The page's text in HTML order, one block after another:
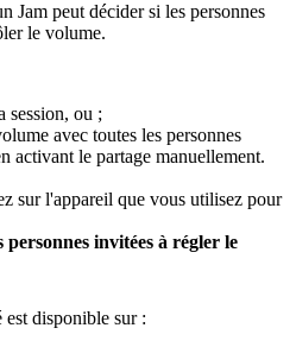
Jam peut décider si les personnes
le volume.
session, ou ;
avec toutes les personnes
activant le partage manuellement.
sur l'appareil que vous utilisez pour
personnes invitées à régler le
disponible sur :